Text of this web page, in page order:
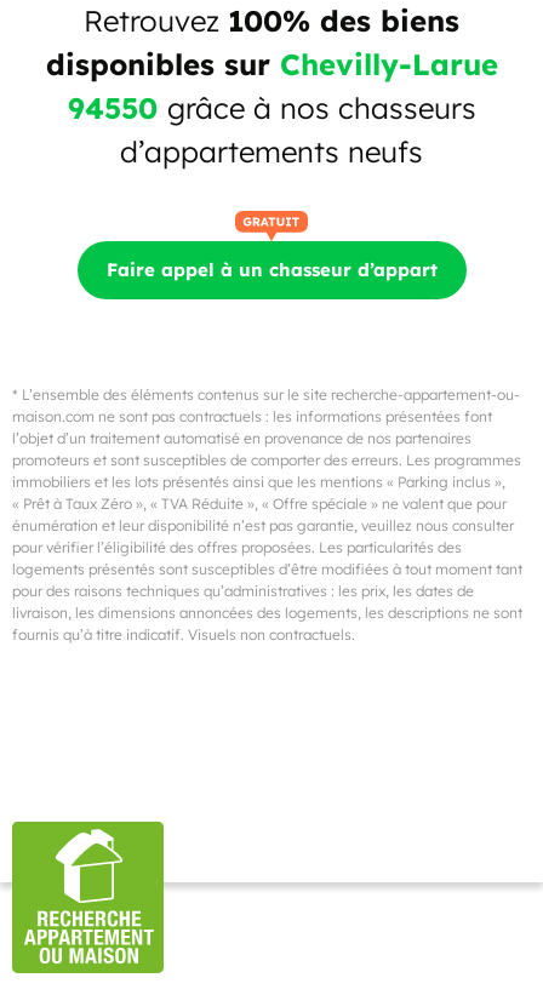
Retrouvez 100% des biens
disponibles sur Chevilly-Larue
94550 grâce à nos chasseurs
d’appartements neufs
Faire appel à un chasseur d’appart
* L’ensemble des éléments contenus sur le site recherche-appartement-ou-
maison.com ne sont pas contractuels : les informations présentées font
l’objet d’un traitement automatisé en provenance de nos partenaires
promoteurs et sont susceptibles de comporter des erreurs. Les programmes
immobiliers et les lots présentés ainsi que les mentions « Parking inclus »,
« Prêt à Taux Zéro », « TVA Réduite », « Offre spéciale » ne valent que pour
énumération et leur disponibilité n’est pas garantie, veuillez nous consulter
pour vérifier l’éligibilité des offres proposées. Les particularités des
logements présentés sont susceptibles d’être modifiées à tout moment tant
pour des raisons techniques qu’administratives : les prix, les dates de
livraison, les dimensions annoncées des logements, les descriptions ne sont
fournis qu’à titre indicatif. Visuels non contractuels.